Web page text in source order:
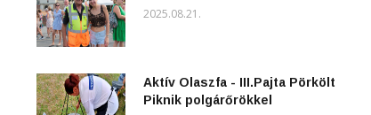
2025.08.21.
Aktív Olaszfa - III.Pajta Pörkölt
Piknik polgárőrökkel